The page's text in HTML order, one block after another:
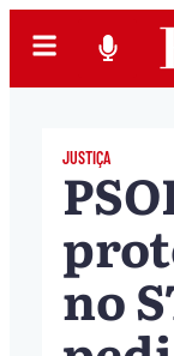
JUSTIÇA
no